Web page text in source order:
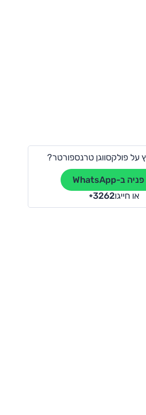
על פולקסווגן טרנספורטר?
פניה ב-WhatsApp
או חייגו
*3262